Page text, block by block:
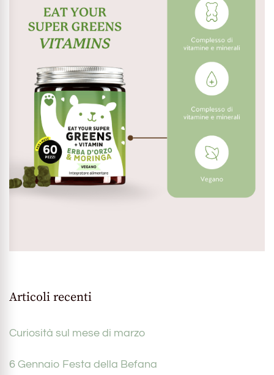
Articoli recenti
Curiosità sul mese di marzo
6 Gennaio Festa della Befana